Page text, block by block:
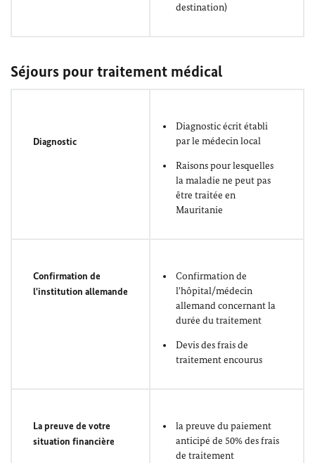
destination)
Séjours pour traitement médical
Diagnostic
Diagnostic écrit établi
par le médecin local
Raisons pour lesquelles
la maladie ne peut pas
être traitée en
Mauritanie
Confirmation de
l'institution allemande
Confirmation de
l'hôpital/médecin
allemand concernant la
durée du traitement
Devis des frais de
traitement encourus
La preuve de votre
situation financière
la preuve du paiement
anticipé de 50% des frais
de traitement